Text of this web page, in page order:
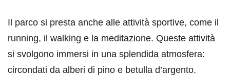
Il parco si presta anche alle attività sportive, come il
running, il walking e la meditazione. Queste attività
si svolgono immersi in una splendida atmosfera:
circondati da alberi di pino e betulla d’argento.